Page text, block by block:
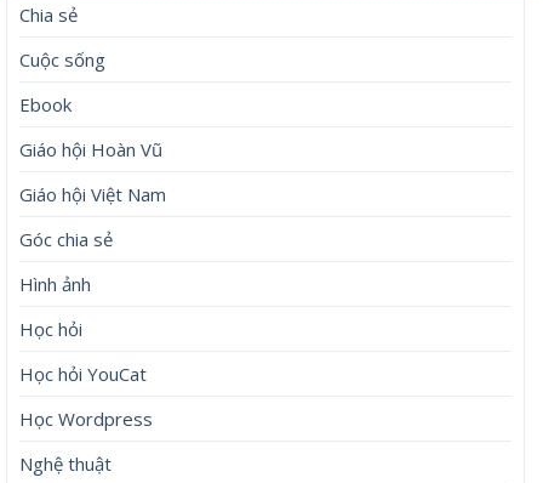
Chia sẻ
Cuộc sống
Ebook
Giáo hội Hoàn Vũ
Giáo hội Việt Nam
Góc chia sẻ
Hình ảnh
Học hỏi
Học hỏi YouCat
Học Wordpress
Nghệ thuật